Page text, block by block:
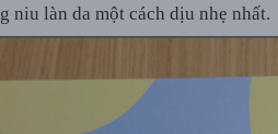
niu làn da một cách dịu nhẹ nhất.